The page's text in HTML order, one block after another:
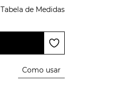
Tabela de Medidas
Como usar